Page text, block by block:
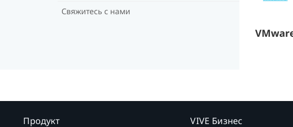
Свяжитесь с нами
Продукт VIVE Бизнес